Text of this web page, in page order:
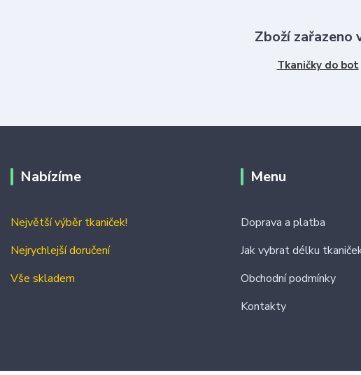
Zboží zařazeno
Tkaničky do bot
Nabízíme
Největší výběr tkaniček!
Nejrychlejší doručení
Vše skladem
Menu
Doprava a platba
Jak vybrat délku
Obchodní podmínky
Kontakty